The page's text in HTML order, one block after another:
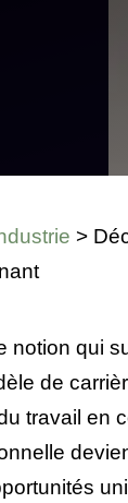
>
notion qui
de
travail en